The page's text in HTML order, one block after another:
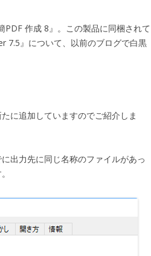
作成 8』。この製品に同梱されて
7.5』について、以前のブログで白黒
に追加していますのでご紹介しま
出力先に同じ名称のファイルがあっ